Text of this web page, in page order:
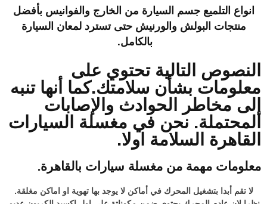
انواع التلميع جسم السيارة من الخارج والفوانيس بأفضل
منتجات البولش والورنيش حتى تسترد لمعان السيارة
بالكامل.
النصوص التالية تحتوي على
معلومات بشأن سلامتك.كما أنها تنبه
إلى مخاطر الحوادث والإصابات
المحتملة. نحن في مغسلة السيارات
القاهرة السلامة اولا.
معلومات مهمة من مغسلة سيارات بالقاهرة.
لا تقم أبدا بتشغيل المحرك في أماكن لا يوجد بها تهوية او اماكن مغلقة.